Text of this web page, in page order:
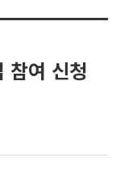
참여 신청